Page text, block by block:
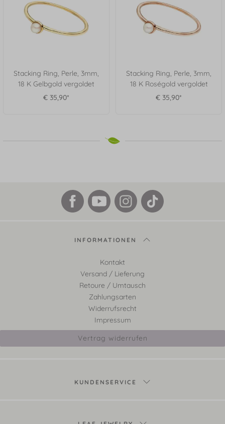
Stacking Ring, Perle, 3mm,
18 K Gelbgold vergoldet
€ 35,90*
Stacking Ring, Perle, 3mm,
18 K Roségold vergoldet
€ 35,90*
INFORMATIONEN
Kontakt
Versand / Lieferung
Retoure / Umtausch
Zahlungsarten
Widerrufsrecht
Impressum
Vertrag widerrufen
KUNDENSERVICE